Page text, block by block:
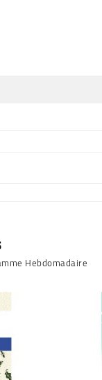
Hebdomadaire